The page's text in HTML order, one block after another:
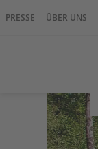
PRESSE ÜBER UNS